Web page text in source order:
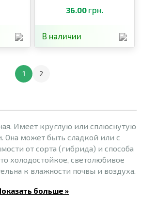
36.00 грн.
В наличии
1 2
Имеет круглую или сплюснутую
Она может быть сладкой или с
от сорта (гибрида) и способа
холодостойкое, светолюбивое
к влажности почвы и воздуха.
больше »